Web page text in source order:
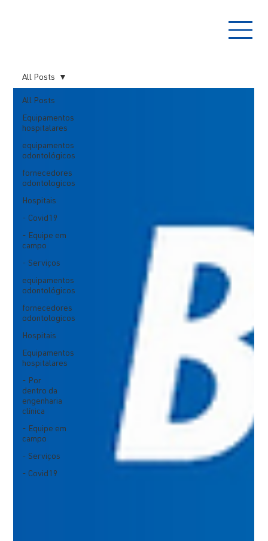
All Posts
Equipamentos
hospitalares
equipamentos
odontológicos
fornecedores
odontologicos
Hospitais
- Covid19
- Equipe em
campo
- Serviços
equipamentos
odontológicos
fornecedores
odontologicos
Hospitais
Equipamentos
hospitalares
- Por
dentro da
engenharia
clínica
- Equipe em
campo
- Serviços
- Covid19
All Posts